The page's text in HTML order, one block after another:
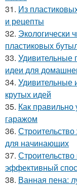
31. Из
и рецепты
32. Экологически
пластиковых
33. Удивительные
идеи для
34. Удивительные
крутых идей
35. Как правильно
гаражом
36.
для начинающих
37.
эффективный
38. Ванная пена: